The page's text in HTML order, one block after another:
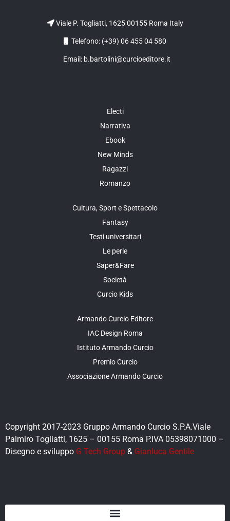
Viale P. Togliatti, 1625 00155 Roma Italy
Telefono: (+39) 06 455 04 580
Email: b.bartolini@curcioeditore.it
Electi
Narrativa
Ebook
New Minds
Ragazzi
Romanzo
Cultura, Sport e Spettacolo
Fantasy
Testi universitari
Le perle
Saper&Fare
Società
Curcio Kids
Armando Curcio Editore
IAC Design Roma
Istituto Armando Curcio
Premio Curcio
Associazione Armando Curcio
Copyright 2017-2023 Gruppo Armando Curcio S.P.A.Viale
Palmiro Togliatti, 1625 – 00155 Roma P.IVA 05398071000 –
Disegno e sviluppo G Tech Group & Gianluca Gentile